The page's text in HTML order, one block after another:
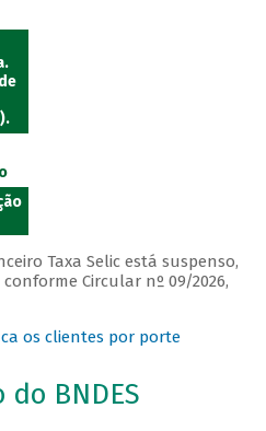
Taxa Selic está suspenso,
Circular nº 09/2026,
os clientes por porte
BNDES